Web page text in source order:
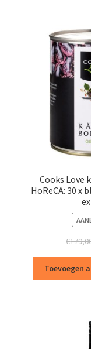
Cooks Love
HoReCA: 30 x
€
Toevoegen